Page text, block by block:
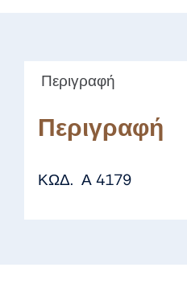
Περιγραφή
Περιγραφή
ΚΩΔ. Α 4179